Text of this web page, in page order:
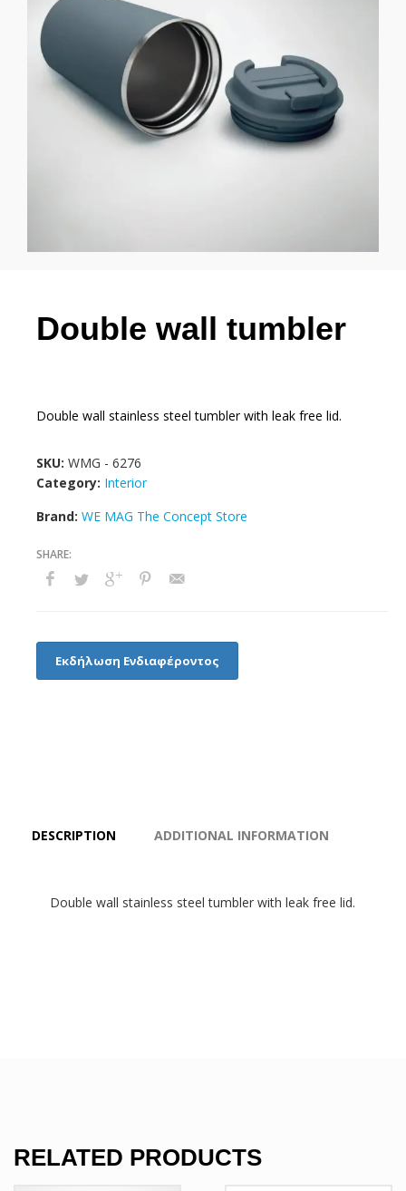
Double wall tumbler
Double wall stainless steel tumbler with leak free lid.
SKU: WMG - 6276
Category: Interior
Brand: WE MAG The Concept Store
Εκδήλωση Ενδιαφέροντος
DESCRIPTION ADDITIONAL INFORMATION
Double wall stainless steel tumbler with leak free lid.
RELATED PRODUCTS